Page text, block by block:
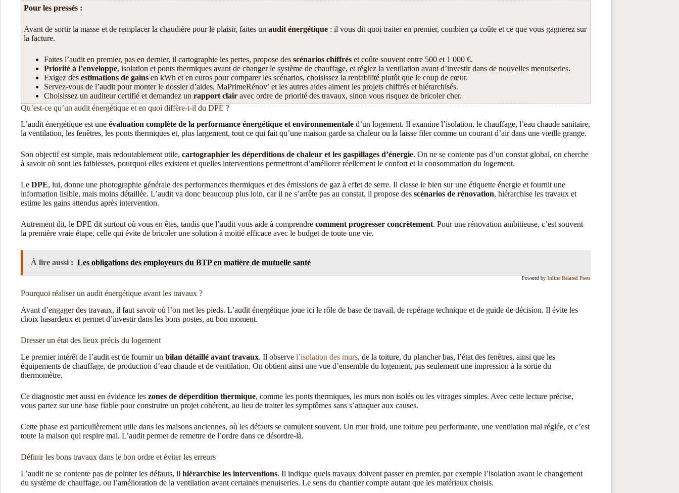
Pour les pressés :
Avant de sortir la masse et de remplacer la chaudière pour le plaisir, faites un audit énergétique : il vous dit quoi traiter en premier, combien ça coûte et ce que vous gagnerez sur
la facture.
Faites l’audit en premier, pas en dernier, il cartographie les pertes, propose des scénarios chiffrés et coûte souvent entre 500 et 1 000 €.
Priorité à l’enveloppe, isolation et ponts thermiques avant de changer le système de chauffage, et réglez la ventilation avant d’investir dans de nouvelles menuiseries.
Exigez des estimations de gains en kWh et en euros pour comparer les scénarios, choisissez la rentabilité plutôt que le coup de cœur.
Servez-vous de l’audit pour monter le dossier d’aides, MaPrimeRénov’ et les autres aides aiment les projets chiffrés et hiérarchisés.
Choisissez un auditeur certifié et demandez un rapport clair avec ordre de priorité des travaux, sinon vous risquez de bricoler cher.
Qu’est-ce qu’un audit énergétique et en quoi diffère-t-il du DPE ?
L’audit énergétique est une évaluation complète de la performance énergétique et environnementale d’un logement. Il examine l’isolation, le chauffage, l’eau chaude sanitaire,
la ventilation, les fenêtres, les ponts thermiques et, plus largement, tout ce qui fait qu’une maison garde sa chaleur ou la laisse filer comme un courant d’air dans une vieille grange.
Son objectif est simple, mais redoutablement utile, cartographier les déperditions de chaleur et les gaspillages d’énergie. On ne se contente pas d’un constat global, on cherche
à savoir où sont les faiblesses, pourquoi elles existent et quelles interventions permettront d’améliorer réellement le confort et la consommation du logement.
Le DPE, lui, donne une photographie générale des performances thermiques et des émissions de gaz à effet de serre. Il classe le bien sur une étiquette énergie et fournit une
information lisible, mais moins détaillée. L’audit va donc beaucoup plus loin, car il ne s’arrête pas au constat, il propose des scénarios de rénovation, hiérarchise les travaux et
estime les gains attendus après intervention.
Autrement dit, le DPE dit surtout où vous en êtes, tandis que l’audit vous aide à comprendre comment progresser concrètement. Pour une rénovation ambitieuse, c’est souvent
la première vraie étape, celle qui évite de bricoler une solution à moitié efficace avec le budget de toute une vie.
À lire aussi : Les obligations des employeurs du BTP en matière de mutuelle santé
Powered by Inline Related Posts
Pourquoi réaliser un audit énergétique avant les travaux ?
Avant d’engager des travaux, il faut savoir où l’on met les pieds. L’audit énergétique joue ici le rôle de base de travail, de repérage technique et de guide de décision. Il évite les
choix hasardeux et permet d’investir dans les bons postes, au bon moment.
Dresser un état des lieux précis du logement
Le premier intérêt de l’audit est de fournir un bilan détaillé avant travaux. Il observe l’isolation des murs, de la toiture, du plancher bas, l’état des fenêtres, ainsi que les
équipements de chauffage, de production d’eau chaude et de ventilation. On obtient ainsi une vue d’ensemble du logement, pas seulement une impression à la sortie du
thermomètre.
Ce diagnostic met aussi en évidence les zones de déperdition thermique, comme les ponts thermiques, les murs non isolés ou les vitrages simples. Avec cette lecture précise,
vous partez sur une base fiable pour construire un projet cohérent, au lieu de traiter les symptômes sans s’attaquer aux causes.
Cette phase est particulièrement utile dans les maisons anciennes, où les défauts se cumulent souvent. Un mur froid, une toiture peu performante, une ventilation mal réglée, et c’est
toute la maison qui respire mal. L’audit permet de remettre de l’ordre dans ce désordre-là.
Définir les bons travaux dans le bon ordre et éviter les erreurs
L’audit ne se contente pas de pointer les défauts, il hiérarchise les interventions. Il indique quels travaux doivent passer en premier, par exemple l’isolation avant le changement
du système de chauffage, ou l’amélioration de la ventilation avant certaines menuiseries. Le sens du chantier compte autant que les matériaux choisis.